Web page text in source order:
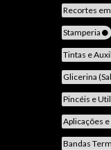
Recortes
Stamperia
Tintas e
Glicerina
Pincéis e
Aplicações
Bandas